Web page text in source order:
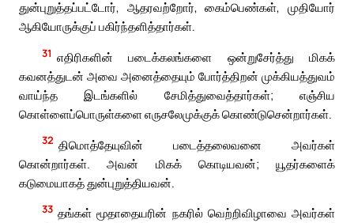
துன்புறுத்தப்பட்டோர், ஆதரவற்றோர், கைம்பெண்கள், முதியோர்
ஆகியோருக்குப் பகிர்ந்தளித்தார்கள்.
31 எதிரிகளின் படைக்கலங்களை ஒன்றுசேர்த்து மிகக்
கவனத்துடன் அவை அனைத்தையும் போர்த்திறன் முக்கியத்துவம்
வாய்ந்த இடங்களில் சேமித்துவைத்தார்கள்; எஞ்சிய
கொள்ளைப்பொருள்களை எருசலேமுக்குக் கொண்டுசென்றார்கள்.
32 திமொத்தேயுவின் படைத்தலைவனை அவர்கள்
கொன்றார்கள். அவன் மிகக் கொடியவன்; யூதர்களைக்
கடுமையாகத் துன்புறுத்தியவன்.
33 தங்கள் மூதாதையரின் நகரில் வெற்றிவிழாவை அவர்கள்